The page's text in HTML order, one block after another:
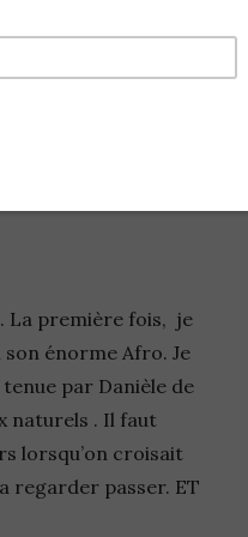
out
La première fois, je
son énorme Afro. Je
par Danièle de
naturels . Il faut
lorsqu’on croisait
regarder passer. ET